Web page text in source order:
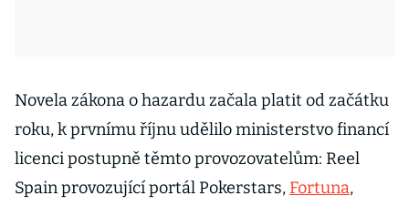
Novela zákona o hazardu začala platit od začátku
roku, k prvnímu říjnu udělilo ministerstvo financí
licenci postupně těmto provozovatelům: Reel
Spain provozující portál Pokerstars, Fortuna,